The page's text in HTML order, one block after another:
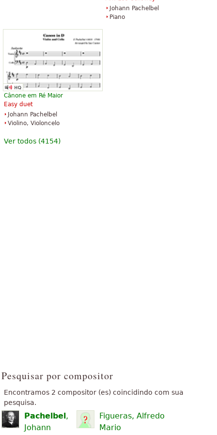
Johann Pachelbel
Piano
Cânone em Ré Maior
Easy duet
Johann Pachelbel
Violino, Violoncelo
Ver todos (4154)
Pesquisar por compositor
Encontramos 2 compositor (es) coincidindo com sua
pesquisa.
Pachelbel,
Johann
Figueras, Alfredo
Mario